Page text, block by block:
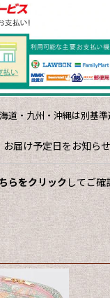
道・九州・沖縄は別基準
お届け予定日をお知
らをクリックしてご